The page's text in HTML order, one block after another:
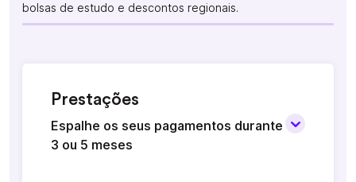
bolsas de estudo e descontos regionais.
Prestações
Espalhe os seus pagamentos durante
3 ou 5 meses